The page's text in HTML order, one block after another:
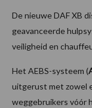
De nieuwe DAF XB
geavanceerde
veiligheid en
Het AEBS-systeem (
uitgerust met zowel
weggebruikers vóór